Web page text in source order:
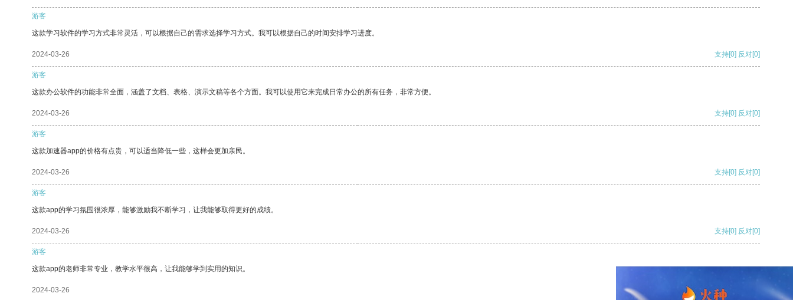
游客
这款学习软件的学习方式非常灵活，可以根据自己的需求选择学习方式。我可以根据自己的时间安排学习进度。
2024-03-26 支持[0] 反对[0]
游客
这款办公软件的功能非常全面，涵盖了文档、表格、演示文稿等各个方面。我可以使用它来完成日常办公的所有任务，非常方便。
2024-03-26 支持[0] 反对[0]
游客
这款加速器app的价格有点贵，可以适当降低一些，这样会更加亲民。
2024-03-26 支持[0] 反对[0]
游客
这款app的学习氛围很浓厚，能够激励我不断学习，让我能够取得更好的成绩。
2024-03-26 支持[0] 反对[0]
游客
这款app的老师非常专业，教学水平很高，让我能够学到实用的知识。
2024-03-26 支持